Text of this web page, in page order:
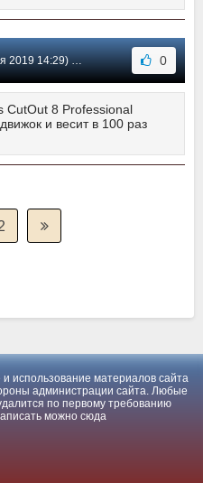
Гость Дмитрий (14 мая 2019 14:29) Сообщение #18 0
CutOut 8 Professional
и весит в 100 раз
использование материалов сайта
администрации сайта. Любые
по первому требованию
можно сюда